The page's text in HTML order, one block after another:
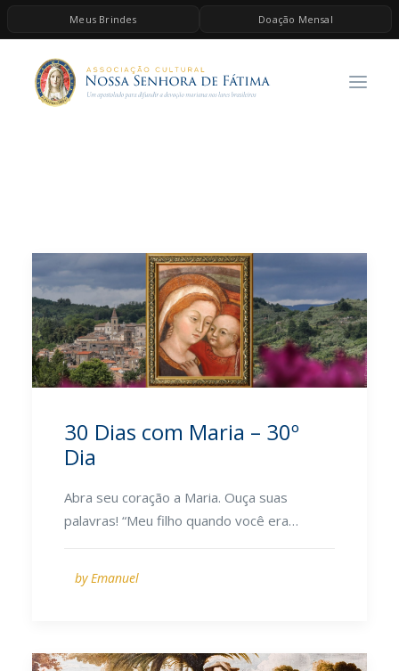
Meus Brindes Doação Mensal
HOME
A ASSOCIAÇÃO
QUERO DOAR
30 Dias com Maria – 30º
Dia
Abra seu coração a Maria. Ouça suas
palavras! “Meu filho quando você era…
by Emanuel